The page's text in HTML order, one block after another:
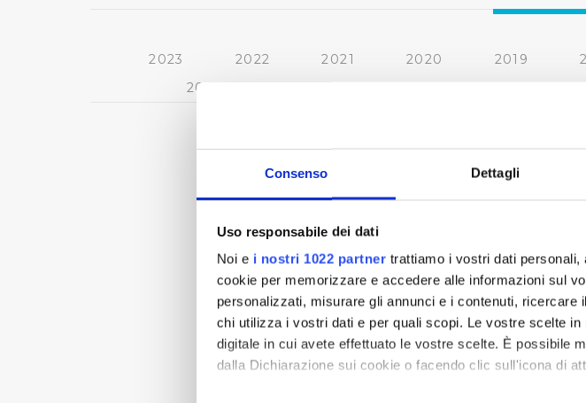
Consenso Dettagli
Uso responsabile dei dati
Noi e i nostri 1022 partner trattiamo i vostri dati
cookie per memorizzare e accedere alle informazioni sul
personalizzati, misurare gli annunci e i contenuti,
chi utilizza i vostri dati e per quali scopi. Le vostre scelte
digitale in cui avete effettuato le vostre scelte. È possibile
dalla Dichiarazione sui cookie o facendo clic sull'icona di
2023 2022 2021 2020 2019
2013
« prima